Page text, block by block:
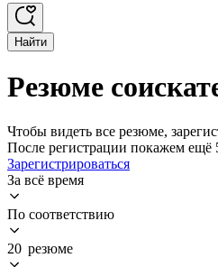
Найти
Резюме
Чтобы видеть все резюме,
После регистрации покажем ещё
Зарегистрироваться
За всё время
По соответствию
20 резюме